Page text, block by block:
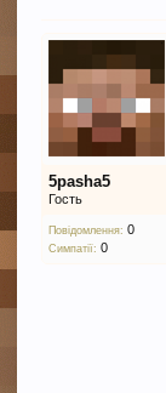
5pasha5
Гость
Повідомлення: 0
Симпатії: 0